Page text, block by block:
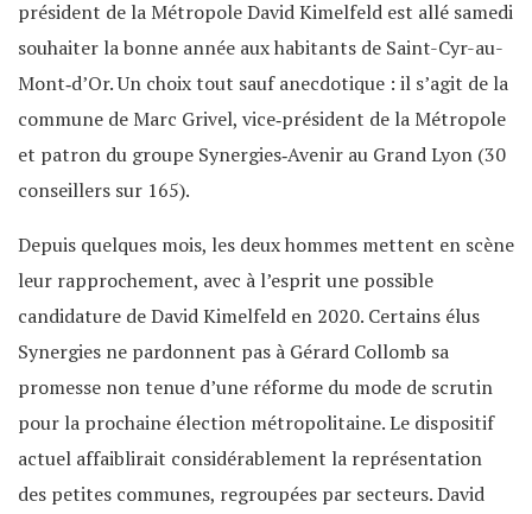
président de la Métropole David Kimelfeld est allé samedi
souhaiter la bonne année aux habitants de Saint-Cyr-au-
Mont‑d’Or. Un choix tout sauf anecdotique : il s’agit de la
commune de Marc Grivel, vice‐président de la Métropole
et patron du groupe Synergies‐Avenir au Grand Lyon (30
conseillers sur 165).
Depuis quelques mois, les deux hommes mettent en scène
leur rapprochement, avec à l’esprit une possible
candidature de David Kimelfeld en 2020. Certains élus
Synergies ne pardonnent pas à Gérard Collomb sa
promesse non tenue d’une réforme du mode de scrutin
pour la prochaine élection métropolitaine. Le dispositif
actuel affaiblirait considérablement la représentation
des petites communes, regroupées par secteurs. David